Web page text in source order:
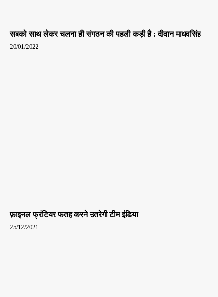
सबको साथ लेकर चलना ही संगठन की पहली कड़ी है : दीवान माधवसिंह
20/01/2022
फ़ाइनल फ्रंटियर फतह करने उतरेगी टीम इंडिया
25/12/2021